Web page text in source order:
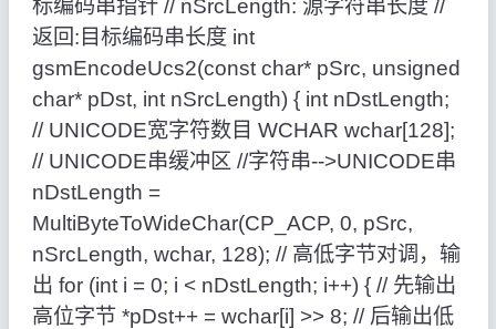
标编码串指针 // nSrcLength: 源字符串长度 //
返回:目标编码串长度 int
gsmEncodeUcs2(const char* pSrc, unsigned
char* pDst, int nSrcLength) { int nDstLength;
// UNICODE宽字符数目 WCHAR wchar[128];
// UNICODE串缓冲区 //字符串-->UNICODE串
nDstLength =
MultiByteToWideChar(CP_ACP, 0, pSrc,
nSrcLength, wchar, 128); // 高低字节对调，输
出 for (int i = 0; i < nDstLength; i++) { // 先输出
高位字节 *pDst++ = wchar[i] >> 8; // 后输出低